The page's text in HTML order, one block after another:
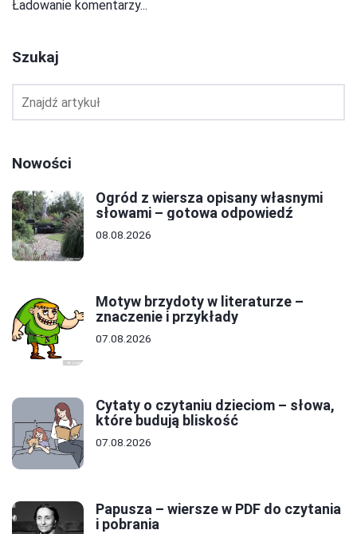
Ładowanie komentarzy...
Szukaj
Nowości
Ogród z wiersza opisany własnymi
słowami – gotowa odpowiedź
08.08.2026
Motyw brzydoty w literaturze –
znaczenie i przykłady
07.08.2026
Cytaty o czytaniu dzieciom – słowa,
które budują bliskość
07.08.2026
Papusza – wiersze w PDF do czytania
i pobrania